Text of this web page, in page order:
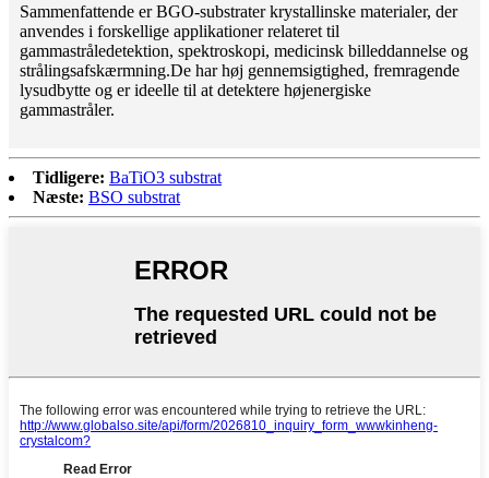
Sammenfattende er BGO-substrater krystallinske materialer, der
anvendes i forskellige applikationer relateret til
gammastråledetektion, spektroskopi, medicinsk billeddannelse og
strålingsafskærmning.De har høj gennemsigtighed, fremragende
lysudbytte og er ideelle til at detektere højenergiske
gammastråler.
Tidligere: BaTiO3 substrat
Næste: BSO substrat